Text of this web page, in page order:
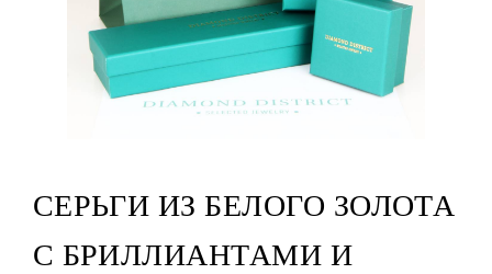
СЕРЬГИ ИЗ БЕЛОГО ЗОЛОТА
С БРИЛЛИАНТАМИ И